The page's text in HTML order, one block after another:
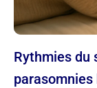
Rythmies du sommeil du bébé : que sont ces
parasomnies